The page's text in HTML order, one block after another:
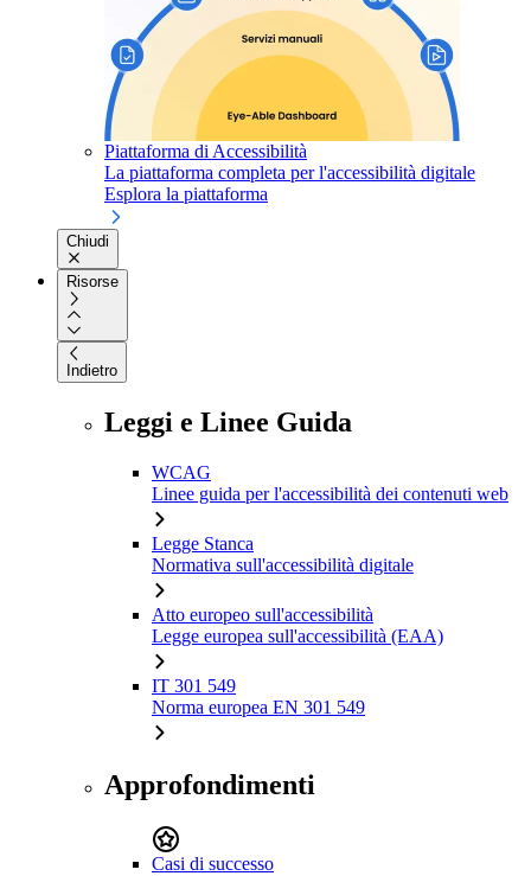
Piattaforma di Accessibilità
La piattaforma completa per l'accessibilità digitale
Esplora la piattaforma
Chiudi
Risorse
Indietro
Leggi e Linee Guida
WCAG
Linee guida per l'accessibilità dei contenuti web
Legge Stanca
Normativa sull'accessibilità digitale
Atto europeo sull'accessibilità
Legge europea sull'accessibilità (EAA)
IT 301 549
Norma europea EN 301 549
Approfondimenti
Casi di successo